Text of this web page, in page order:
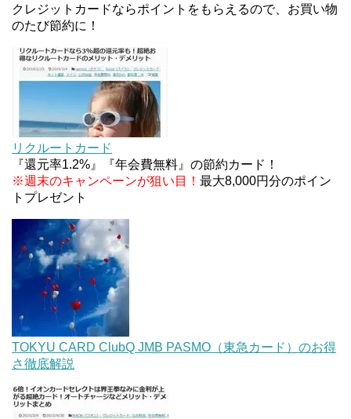
ァミリマートとミニストップで登場！WAON1%還
元で新ルート誕生！？
JCBカードWでApple Pay追加時のナビダイヤル
0570を回避する方法
ソニーフィナンシャルグループの株主限定！2万円
もらえる口座開設キャンペーン。7/31まで
クレジットカードならポイントをもらえるので、お買い物
のたび節約に！
リクルートカード
『還元率1.2%』『年会費無料』の節約カード！
※週末のキャンペーンが狙い目！ 最大8,000円分のポイン
トプレゼント
TOKYU CARD ClubQ JMB PASMO（東急カード）のお得
さ徹底解説